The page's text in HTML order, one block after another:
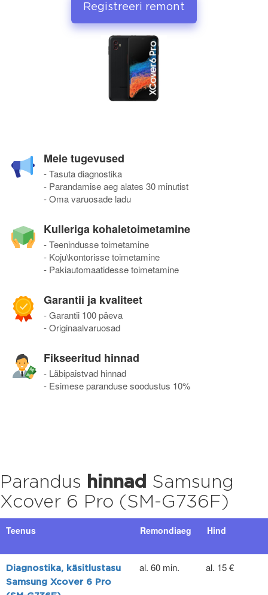
Registreeri remont
Meie tugevused
- Tasuta diagnostika
- Parandamise aeg alates 30 minutist
- Oma varuosade ladu
Kulleriga kohaletoimetamine
- Teenindusse toimetamine
- Koju\kontorisse toimetamine
- Pakiautomaatidesse toimetamine
Garantii ja kvaliteet
- Garantii 100 päeva
- Originaalvaruosad
Fikseeritud hinnad
- Läbipaistvad hinnad
- Esimese paranduse soodustus 10%
Parandus hinnad
Samsung
Xcover 6 Pro (SM-G736F)
Teenus Remondiaeg Hind
Diagnostika, käsitlustasu
Samsung Xcover 6 Pro
al. 60 min. al. 15 €